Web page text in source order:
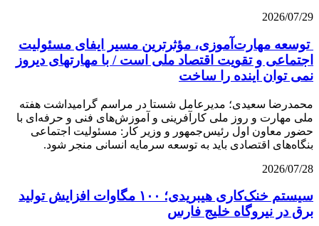
2026/07/29
توسعه مهارت‌آموزی، مؤثرترین مسیر ایفای مسئولیت
اجتماعی و تقویت اقتصاد ملی است / با مهارتهای دیروز
نمی توان اینده را ساخت
محمدرضا سعیدی؛ مدیرعامل شستا در مراسم گرامیداشت هفته
ملی مهارت و روز ملی کارآفرینی و آموزش‌های فنی و حرفه‌ای با
حضور معاون اول رئیس‌جمهور و وزیر کار: مسئولیت اجتماعی
بنگاه‌های اقتصادی باید به توسعه سرمایه انسانی منجر شود.
2026/07/28
سیستم خنک‌کاری هیبریدی؛ ۱۰۰ مگاوات افزایش تولید
برق در نیروگاه خلیج فارس